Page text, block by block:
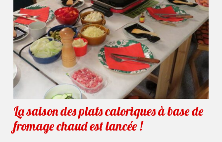
La saison des plats caloriques à base de
fromage chaud est lancée !La